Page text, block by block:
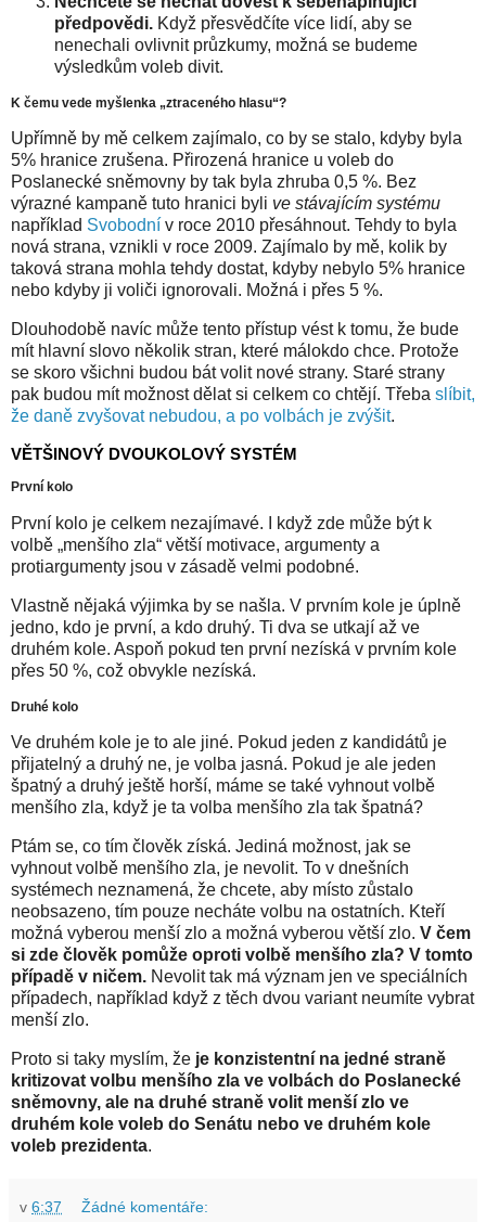
předpovědi. Když přesvědčíte více lidí, aby se
nenechali ovlivnit průzkumy, možná se budeme
výsledkům voleb divit.
K čemu vede myšlenka „ztraceného hlasu“?
Upřímně by mě celkem zajímalo, co by se stalo, kdyby byla
5% hranice zrušena. Přirozená hranice u voleb do
Poslanecké sněmovny by tak byla zhruba 0,5 %. Bez
výrazné kampaně tuto hranici byli ve stávajícím systému
například Svobodní v roce 2010 přesáhnout. Tehdy to byla
nová strana, vznikli v roce 2009. Zajímalo by mě, kolik by
taková strana mohla tehdy dostat, kdyby nebylo 5% hranice
nebo kdyby ji voliči ignorovali. Možná i přes 5 %.
Dlouhodobě navíc může tento přístup vést k tomu, že bude
mít hlavní slovo několik stran, které málokdo chce. Protože
se skoro všichni budou bát volit nové strany. Staré strany
pak budou mít možnost dělat si celkem co chtějí. Třeba slíbit,
že daně zvyšovat nebudou, a po volbách je zvýšit.
VĚTŠINOVÝ DVOUKOLOVÝ SYSTÉM
První kolo
První kolo je celkem nezajímavé. I když zde může být k
volbě „menšího zla“ větší motivace, argumenty a
protiargumenty jsou v zásadě velmi podobné.
Vlastně nějaká výjimka by se našla. V prvním kole je úplně
jedno, kdo je první, a kdo druhý. Ti dva se utkají až ve
druhém kole. Aspoň pokud ten první nezíská v prvním kole
přes 50 %, což obvykle nezíská.
Druhé kolo
Ve druhém kole je to ale jiné. Pokud jeden z kandidátů je
přijatelný a druhý ne, je volba jasná. Pokud je ale jeden
špatný a druhý ještě horší, máme se také vyhnout volbě
menšího zla, když je ta volba menšího zla tak špatná?
Ptám se, co tím člověk získá. Jediná možnost, jak se
vyhnout volbě menšího zla, je nevolit. To v dnešních
systémech neznamená, že chcete, aby místo zůstalo
neobsazeno, tím pouze necháte volbu na ostatních. Kteří
možná vyberou menší zlo a možná vyberou větší zlo. V čem
si zde člověk pomůže oproti volbě menšího zla? V tomto
případě v ničem. Nevolit tak má význam jen ve speciálních
případech, například když z těch dvou variant neumíte vybrat
menší zlo.
Proto si taky myslím, že je konzistentní na jedné straně
kritizovat volbu menšího zla ve volbách do Poslanecké
sněmovny, ale na druhé straně volit menší zlo ve
druhém kole voleb do Senátu nebo ve druhém kole
voleb prezidenta.
v 6:37 Žádné komentáře: